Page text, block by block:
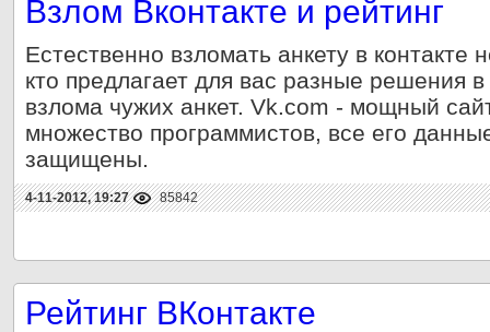
Взлом Вконтакте и рейтинг
Естественно взломать анкету в
кто предлагает для вас разные решения
взлома чужих анкет. Vk.com - мощный
множество программистов, все его
защищены.
4-11-2012, 19:27 85842
Рейтинг ВКонтакте